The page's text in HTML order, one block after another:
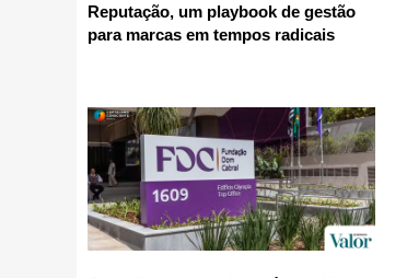
Reputação, um playbook de gestão
para marcas em tempos radicais